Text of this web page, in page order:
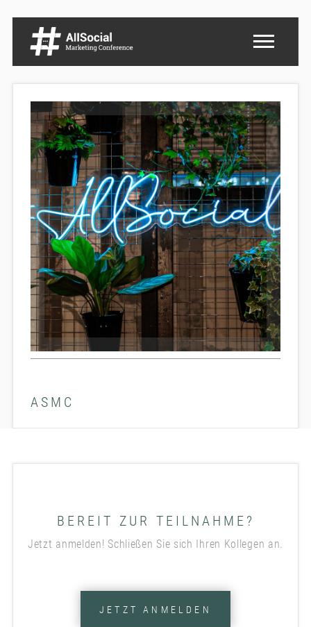
ASMC
BEREIT ZUR TEILNAHME?
Jetzt anmelden! Schließen Sie sich Ihren Kollegen an.
JETZT ANMELDEN